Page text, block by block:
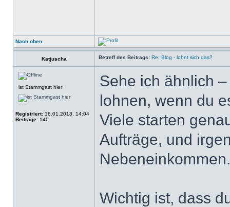
Nach oben
Katjuscha Betreff des Beitrags: Re: Blog - lohnt sich das?
ist Stammgast hier
Registriert: 18.01.2018, 14:04
Beiträge: 140
Sehe ich ähnlich
lohnen, wenn du
Viele starten
Aufträge, und
Nebeneinkommen.
Wichtig ist, dass